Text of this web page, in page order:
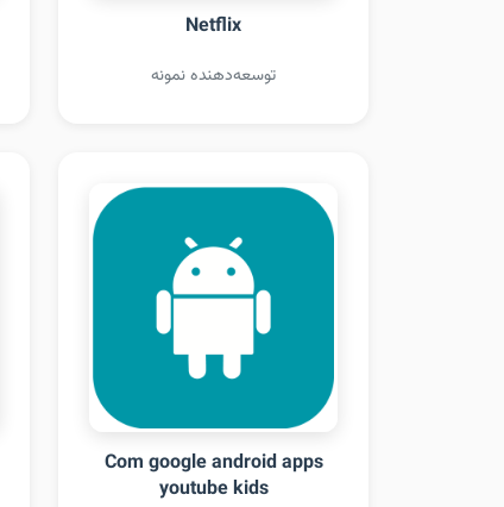
Netflix
توسعه‌دهنده نمونه
Com google android apps
youtube kids